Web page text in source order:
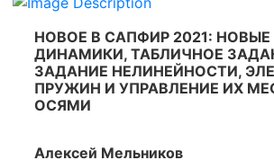
НОВОЕ В САПФИР 2021:
ДИНАМИКИ, ТАБЛИЧНОЕ
ЗАДАНИЕ НЕЛИНЕЙНОСТИ,
ПРУЖИН И УПРАВЛЕНИЕ ИХ
ОСЯМИ
Алексей Мельников